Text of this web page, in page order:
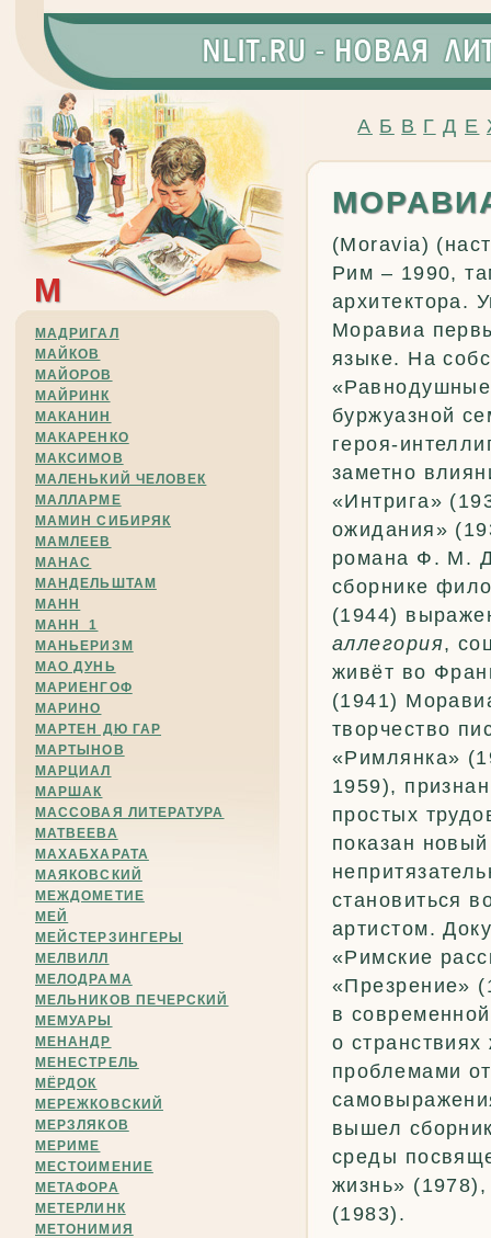
М
МАДРИГАЛ
МАЙКОВ
МАЙОРОВ
МАЙРИНК
МАКАНИН
МАКАРЕНКО
МАКСИМОВ
МАЛЕНЬКИЙ ЧЕЛОВЕК
МАЛЛАРМЕ
МАМИН СИБИРЯК
МАМЛЕЕВ
МАНАС
МАНДЕЛЬШТАМ
МАНН
МАНН_1
МАНЬЕРИЗМ
МАО ДУНЬ
МАРИЕНГОФ
МАРИНО
МАРТЕН ДЮ ГАР
МАРТЫНОВ
МАРЦИАЛ
МАРШАК
МАССОВАЯ ЛИТЕРАТУРА
МАТВЕЕВА
МАХАБХАРАТА
МАЯКОВСКИЙ
МЕЖДОМЕТИЕ
МЕЙ
МЕЙСТЕРЗИНГЕРЫ
МЕЛВИЛЛ
МЕЛОДРАМА
МЕЛЬНИКОВ ПЕЧЕРСКИЙ
МЕМУАРЫ
МЕНАНДР
МЕНЕСТРЕЛЬ
МЁРДОК
МЕРЕЖКОВСКИЙ
МЕРЗЛЯКОВ
МЕРИМЕ
МЕСТОИМЕНИЕ
МЕТАФОРА
МЕТЕРЛИНК
МЕТОНИМИЯ
А Б В Г Д Е
(Moravia)
Рим – 1990,
архитектора.
Моравиа
языке. На
буржуазной
героя-
заметно
«Интрига»
ожидания»
романа Ф. М.
сборнике
(1944)
аллегория,
живёт во
(1941)
творчество
«Римлянка»
1959),
простых
показан
становиться
артистом.
«Римские
«Презрение»
в
о
проблемами
вышел
среды
жизнь» (1978),
(1983).